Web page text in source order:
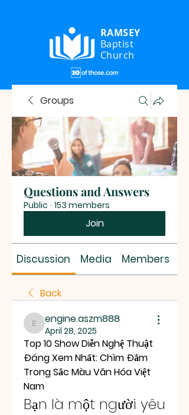
RAMSEY
Baptist
Church
Groups
Questions and Answers
Public · 153 members
Join
Discussion Media Members
Back
engine.aszm888
engine.aszm888
April 28, 2025
Top 10 Show Diễn Nghệ Thuật
Đáng Xem Nhất: Chìm Đắm
Trong Sắc Màu Văn Hóa Việt
Nam
Bạn là một người yêu